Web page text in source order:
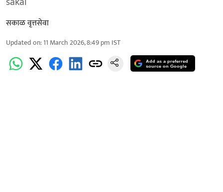
सकाळ वृत्तसेवा
Updated on:11 March 2026, 8:49 pm IST
Add as a preferred
source on Google